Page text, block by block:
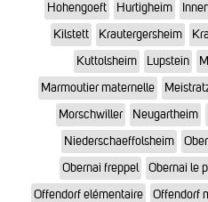
Hohengoeft
Hurtigheim
Kilstett
Krautergersheim
Kuttolsheim
Lupstein
Marmoutier maternelle
Morschwiller
Neugartheim
Niederschaeffolsheim
Obernai freppel
Obernai le
Offendorf elémentaire
Offendorf